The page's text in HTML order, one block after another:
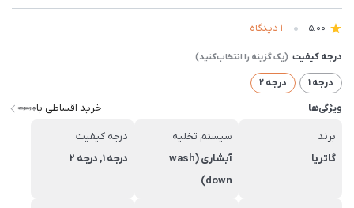
5.00 1 دیدگاه
درجه کیفیت
درجه 1
درجه 2
ویژگی‌ها
خرید اقساطی با
برند
گاتریا
سیستم تخلیه
آبشاری (wash
down)
درجه کیفیت
درجه 1, درجه 2